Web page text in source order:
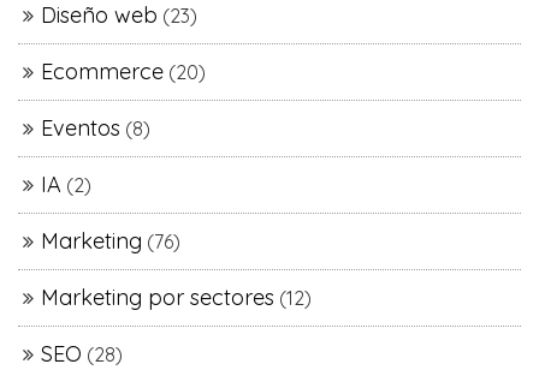
Diseño web (23)
Ecommerce (20)
Eventos (8)
IA (2)
Marketing (76)
Marketing por sectores (12)
SEO (28)